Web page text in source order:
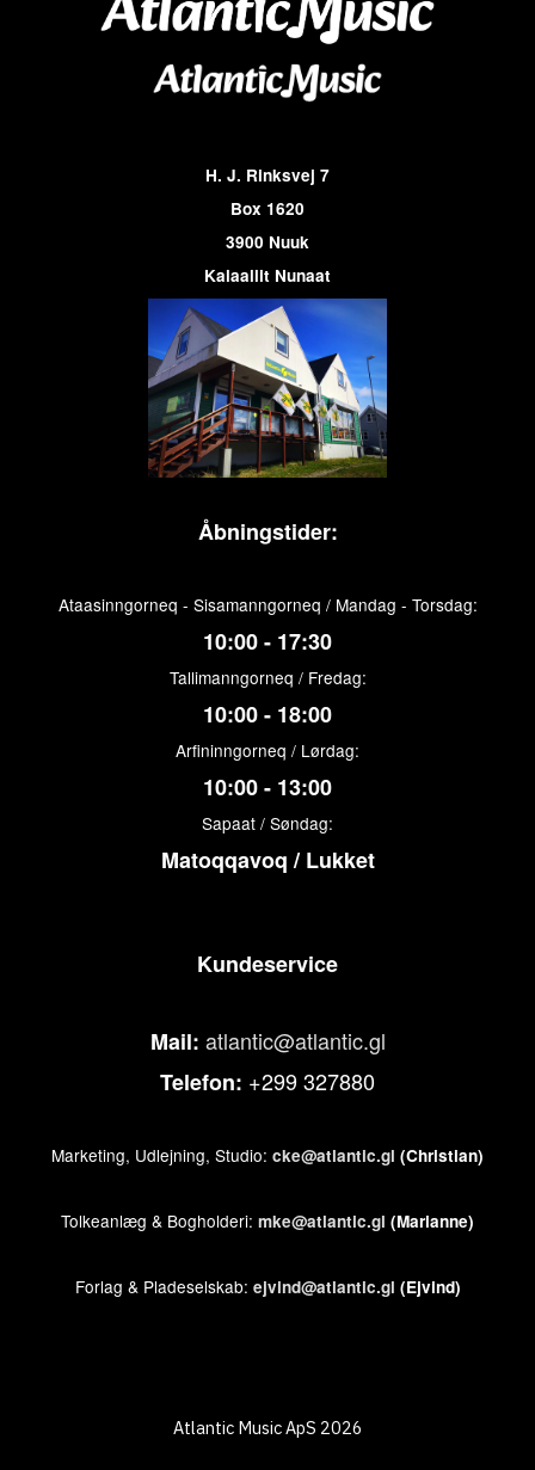
H. J. Rinksvej 7
Box 1620
3900 Nuuk
Kalaallit Nunaat
Åbningstider:
Ataasinngorneq - Sisamanngorneq / Mandag - Torsdag:
10:00 - 17:30
Tallimanngorneq / Fredag:
10:00 - 18:00
Arfininngorneq / Lørdag:
10:00 - 13:00
Sapaat / Søndag:
Matoqqavoq / Lukket
Kundeservice
Mail: atlantic@atlantic.gl
Telefon: +299 327880
Marketing, Udlejning, Studio: cke@atlantic.gl (Christian)
Tolkeanlæg & Bogholderi: mke@atlantic.gl (Marianne)
Forlag & Pladeselskab: ejvind@atlantic.gl (Ejvind)
Atlantic Music ApS 2026